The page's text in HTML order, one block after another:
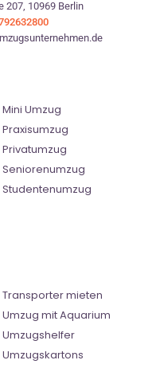
207, 10969 Berlin
Mini Umzug
Praxisumzug
Privatumzug
Seniorenumzug
Studentenumzug
Transporter mieten
Umzug mit Aquarium
Umzugshelfer
Umzugskartons